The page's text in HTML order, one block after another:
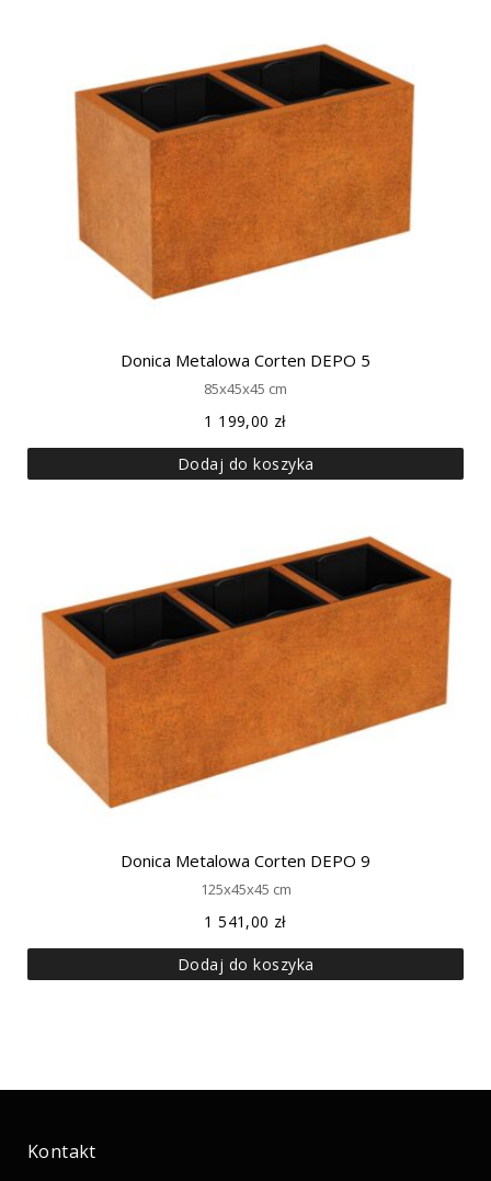
Donica Metalowa Corten DEPO 5
85x45x45 cm
1 199,00 zł
Dodaj do koszyka
Donica Metalowa Corten DEPO 9
125x45x45 cm
1 541,00 zł
Dodaj do koszyka
Kontakt